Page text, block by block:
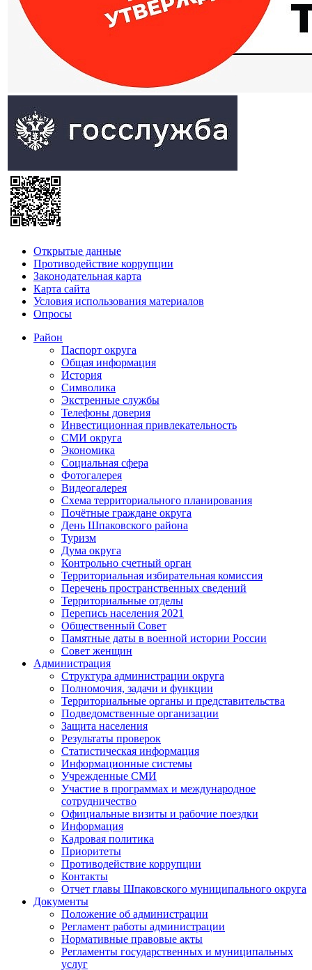
Открытые данные
Противодействие коррупции
Законодательная карта
Карта сайта
Условия использования материалов
Опросы
Район
Паспорт округа
Общая информация
История
Символика
Экстренные службы
Телефоны доверия
Инвестиционная привлекательность
СМИ округа
Экономика
Социальная сфера
Фотогалерея
Видеогалерея
Схема территориального планирования
Почётные граждане округа
День Шпаковского района
Туризм
Дума округа
Контрольно счетный орган
Территориальная избирательная комиссия
Перечень пространственных сведений
Территориальные отделы
Перепись населения 2021
Общественный Совет
Памятные даты в военной истории России
Совет женщин
Администрация
Структура администрации округа
Полномочия, задачи и функции
Территориальные органы и представительства
Подведомственные организации
Защита населения
Результаты проверок
Статистическая информация
Информационные системы
Учрежденные СМИ
Участие в программах и международное
сотрудничество
Официальные визиты и рабочие поездки
Информация
Кадровая политика
Приоритеты
Противодействие коррупции
Контакты
Отчет главы Шпаковского муниципального округа
Документы
Положение об администрации
Регламент работы администрации
Нормативные правовые акты
Регламенты государственных и муниципальных
услуг